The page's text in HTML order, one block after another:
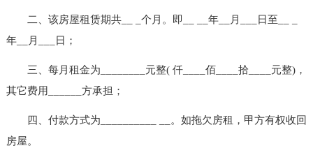
二、该房屋租赁期共__ _个月。即__ __年__月___日至__ _
年__月___日；
三、每月租金为________元整( 仟____佰____拾____元整)，
其它费用______方承担；
四、付款方式为__________ __。如拖欠房租，甲方有权收回
房屋。